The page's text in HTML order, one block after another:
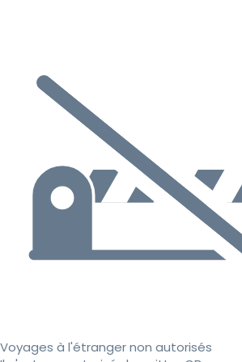
Voyages à l'étranger non autorisés